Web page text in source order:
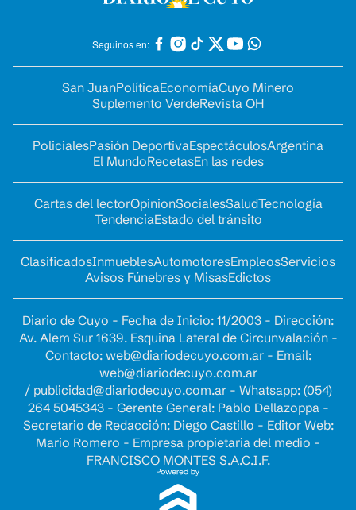
Seguinos en:
San JuanPolíticaEconomíaCuyo Minero
Suplemento VerdeRevista OH
PolicialesPasión DeportivaEspectáculosArgentina
El MundoRecetasEn las redes
Cartas del lectorOpinionSocialesSaludTecnología
TendenciaEstado del tránsito
ClasificadosInmueblesAutomotoresEmpleosServicios
Avisos Fúnebres y MisasEdictos
Diario de Cuyo - Fecha de Inicio: 11/2003 - Dirección:
Av. Alem Sur 1639. Esquina Lateral de Circunvalación -
Contacto: web@diariodecuyo.com.ar- Email:
web@diariodecuyo.com.ar
/ publicidad@diariodecuyo.com.ar- Whatsapp: (054)
264 5045343 - Gerente General: Pablo Dellazoppa -
Secretario de Redacción: Diego Castillo - Editor Web:
Mario Romero - Empresa propietaria del medio -
FRANCISCO MONTES S.A.C.I.F.